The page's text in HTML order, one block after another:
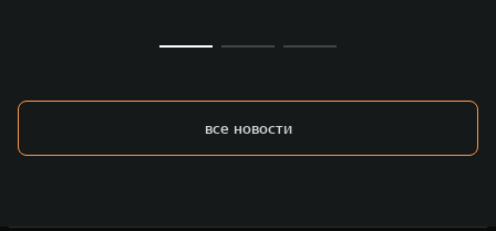
все новости